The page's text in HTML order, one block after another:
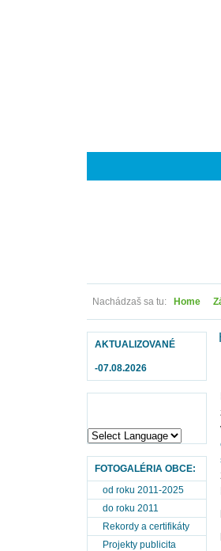
Nachádzaš sa tu: Home
AKTUALIZOVANÉ
-07.08.2026
FOTOGALÉRIA OBCE:
od roku 2011-2025
do roku 2011
Rekordy a certifikáty
Projekty publicita